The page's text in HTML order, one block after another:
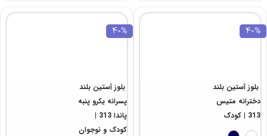
40%
بلوز آستین بلند
دخترانه متیس
313 | کودک
40%
بلوز آستین بلند
پسرانه یکرو پنبه
پاندا 313 |
کودک و نوجوان